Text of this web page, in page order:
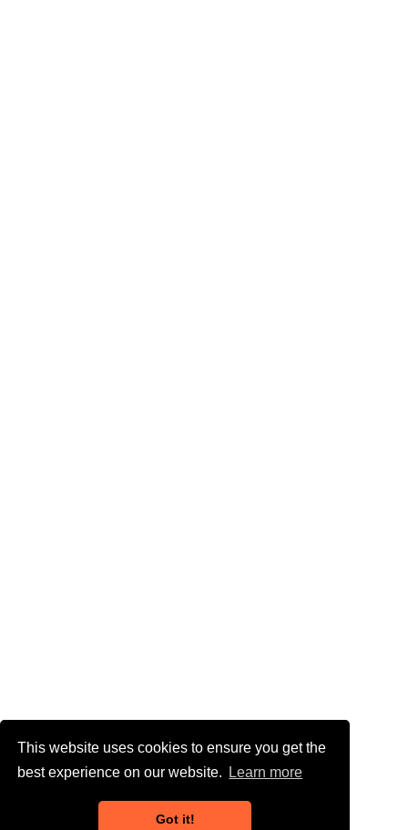
This website uses cookies to ensure you get the
best experience on our website.
Learn more
Got it!